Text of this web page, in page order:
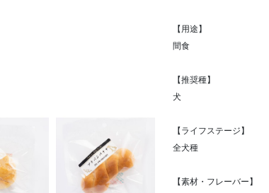
【用途】
間食
【推奨種】
犬
【ライフステージ】
全犬種
【素材・フレーバー】